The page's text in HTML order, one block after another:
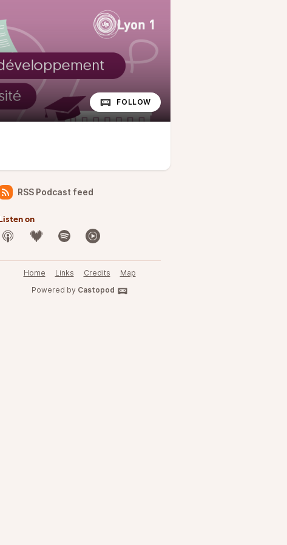
FOLLOW
RSS Podcast feed
on
Home Links Credits
Map
Powered by Castopod